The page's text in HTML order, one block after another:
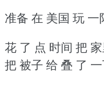
准备 在 美国 玩
花 了 点 时间 把
把 被子 给 叠 了